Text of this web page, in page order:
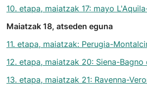
10. etapa, maiatzak 17: mayo
Maiatzak 18, atseden eguna
11. etapa, maiatzak: Perugia-
12. etapa, maiatzak 20: Siena-Bagno
13. etapa, maiatzak 21: Ravenna-